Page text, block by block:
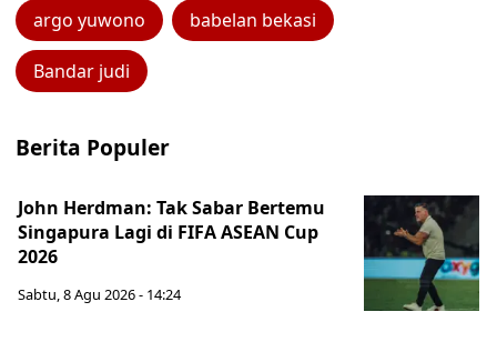
argo yuwono babelan bekasi
Bandar judi
Berita Populer
John Herdman: Tak Sabar Bertemu
Singapura Lagi di FIFA ASEAN Cup
2026
Sabtu, 8 Agu 2026 - 14:24